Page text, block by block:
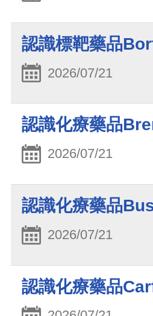
認識標靶藥品
2026/07/21
認識化療藥品
2026/07/21
認識化療藥品
2026/07/21
認識化療藥品